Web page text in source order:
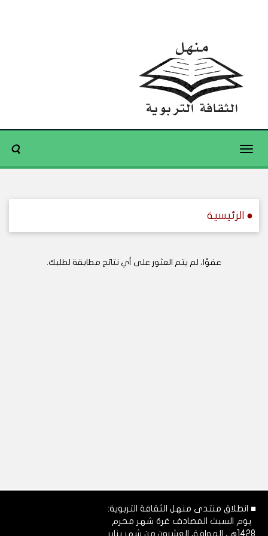
Toggle
● الرئيسية
عفوًا، لم يتم العثور على أي نتائج مطابقة لطلبك.
■ انطلاق منتدى منهل الثقافة التربوية:
يوم السبت المصادف غرة شهر محرم
1428هـ، الموافق العشرون من شهر يناير